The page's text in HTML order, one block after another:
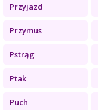
Przyjazd
Przymus
Pstrąg
Ptak
Puch